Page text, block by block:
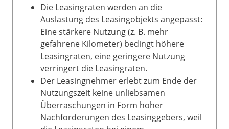
Die Leasingraten werden an die
Auslastung des Leasingobjekts angepasst:
Eine stärkere Nutzung (z. B. mehr
gefahrene Kilometer) bedingt höhere
Leasingraten, eine geringere Nutzung
verringert die Leasingraten.
Der Leasingnehmer erlebt zum Ende der
Nutzungszeit keine unliebsamen
Überraschungen in Form hoher
Nachforderungen des Leasinggebers, weil